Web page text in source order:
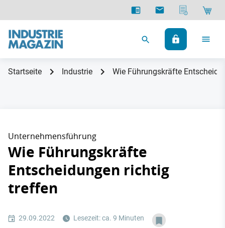
Startseite Industrie Wie Führungskräfte
Unternehmensführung
Wie Führungskräfte
Entscheidungen richtig
treffen
29.09.2022 Lesezeit: ca. 9 Minuten